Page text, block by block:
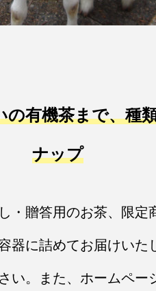
有機茶まで、種
ナップ
・贈答用のお茶、限定
器に詰めてお届けいた
い。また、ホームペー